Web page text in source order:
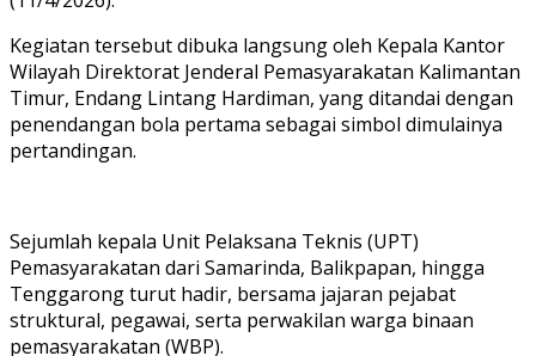
Kegiatan tersebut dibuka langsung oleh Kepala Kantor
Wilayah Direktorat Jenderal Pemasyarakatan Kalimantan
Timur, Endang Lintang Hardiman, yang ditandai dengan
penendangan bola pertama sebagai simbol dimulainya
pertandingan.
Sejumlah kepala Unit Pelaksana Teknis (UPT)
Pemasyarakatan dari Samarinda, Balikpapan, hingga
Tenggarong turut hadir, bersama jajaran pejabat
struktural, pegawai, serta perwakilan warga binaan
pemasyarakatan (WBP).